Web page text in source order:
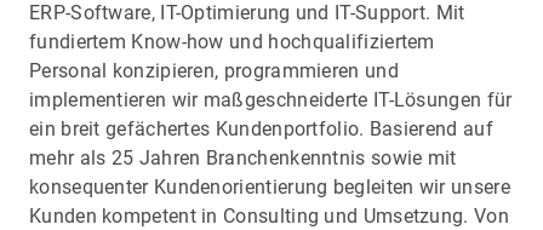
ERP-Software, IT-Optimierung und IT-Support. Mit
fundiertem Know-how und hochqualifiziertem
Personal konzipieren, programmieren und
implementieren wir maßgeschneiderte IT-Lösungen für
ein breit gefächertes Kundenportfolio. Basierend auf
mehr als 25 Jahren Branchenkenntnis sowie mit
konsequenter Kundenorientierung begleiten wir unsere
Kunden kompetent in Consulting und Umsetzung. Von